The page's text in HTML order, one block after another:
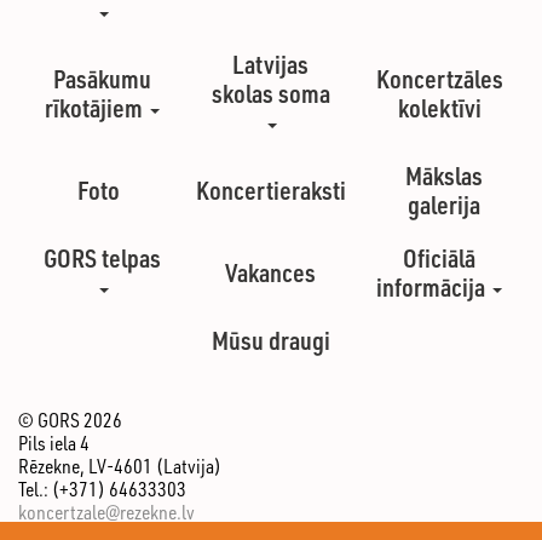
Pasākumu
rīkotājiem
Latvijas
skolas soma
Koncertzāles
kolektīvi
Foto Koncertieraksti
Mākslas
galerija
GORS telpas
Vakances
Oficiālā
informācija
Mūsu draugi
© GORS 2026
Pils iela 4
Rēzekne, LV-4601 (Latvija)
Tel.: (+371) 64633303
koncertzale@rezekne.lv